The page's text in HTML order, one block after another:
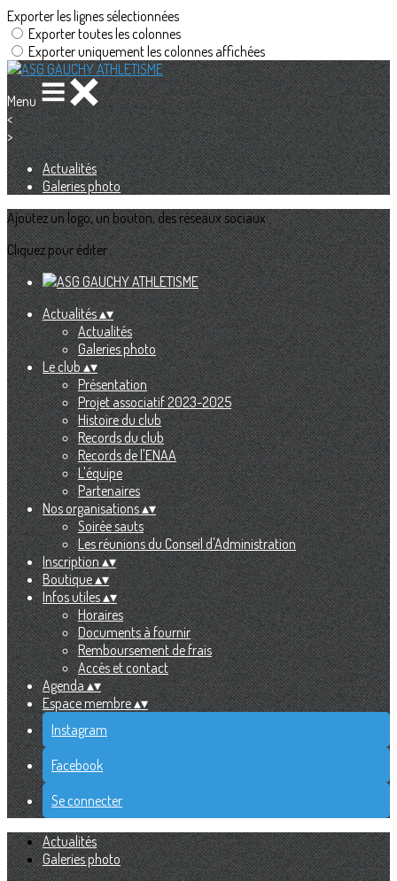
Exporter les lignes sélectionnées
Exporter toutes les colonnes
Exporter uniquement les colonnes affichées
Menu
<
>
Actualités
Galeries photo
Ajoutez un logo, un bouton, des réseaux sociaux
Cliquez pour éditer
Actualités▴▾
Actualités
Galeries photo
Le club▴▾
Présentation
Projet associatif 2023-2025
Histoire du club
Records du club
Records de l'ENAA
L'équipe
Partenaires
Nos organisations▴▾
Soirée sauts
Les réunions du Conseil d'Administration
Inscription▴▾
Boutique▴▾
Infos utiles▴▾
Horaires
Documents à fournir
Remboursement de frais
Accès et contact
Agenda▴▾
Espace membre▴▾
Instagram
Facebook
Se connecter
Actualités
Galeries photo